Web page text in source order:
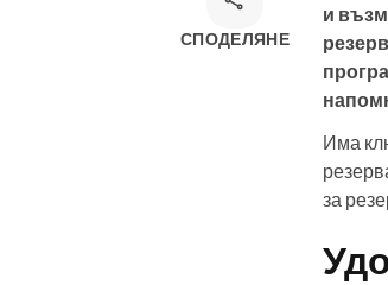
СПОДЕЛЯНЕ
и
Има
за